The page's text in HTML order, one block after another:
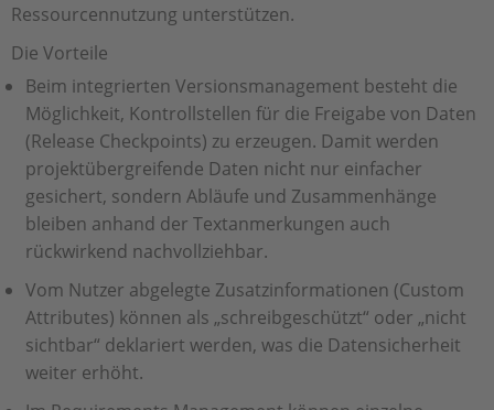
Ressourcennutzung unterstützen.
Die Vorteile
Beim integrierten Versionsmanagement besteht die
Möglichkeit, Kontrollstellen für die Freigabe von Daten
(Release Checkpoints) zu erzeugen. Damit werden
projektübergreifende Daten nicht nur einfacher
gesichert, sondern Abläufe und Zusammenhänge
bleiben anhand der Textanmerkungen auch
rückwirkend nachvollziehbar.
Vom Nutzer abgelegte Zusatzinformationen (Custom
Attributes) können als „schreibgeschützt“ oder „nicht
sichtbar“ deklariert werden, was die Datensicherheit
weiter erhöht.